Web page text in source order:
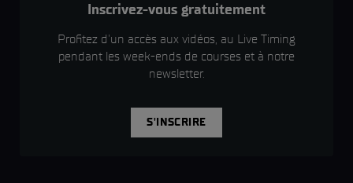
Inscrivez-vous gratuitement
Profitez d'un accès aux vidéos, au Live Timing
pendant les week-ends de courses et à notre
newsletter.
S'INSCRIRE